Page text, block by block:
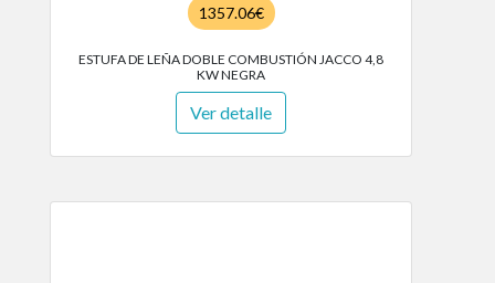
1357.06€
ESTUFA DE LEÑA DOBLE COMBUSTIÓN JACCO 4,8
KW NEGRA
Ver detalle